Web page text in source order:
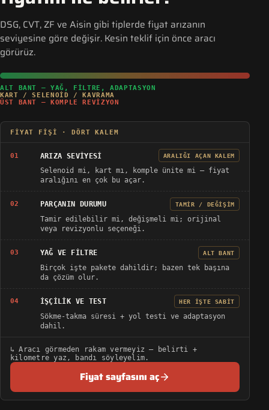
DSG, CVT, ZF ve Aisin gibi tiplerde fiyat arızanın
seviyesine göre değişir. Kesin teklif için önce aracı
görürüz.
ALT BANT — YAĞ, FILTRE, ADAPTASYON
KART / SELENOID / KAVRAMA
ÜST BANT — KOMPLE REVIZYON
FIYAT FIŞI · DÖRT KALEM
01 ARIZA SEVIYESI ARALIĞI AÇAN KALEM
Selenoid mi, kart mı, komple ünite mi — fiyat
aralığını en çok bu açar.
02 PARÇANIN DURUMU TAMIR / DEĞIŞIM
Tamir edilebilir mi, değişmeli mi; orijinal
veya revizyonlu seçeneği.
03 YAĞ VE FILTRE ALT BANT
Birçok işte pakete dahildir; bazen tek başına
da çözüm olur.
04 İŞÇILIK VE TEST HER IŞTE SABIT
Sökme-takma süresi + yol testi ve adaptasyon
dahil.
↳ Aracı görmeden rakam vermeyiz — belirti +
kilometre yaz, bandı söyleyelim.
Fiyat sayfasını aç